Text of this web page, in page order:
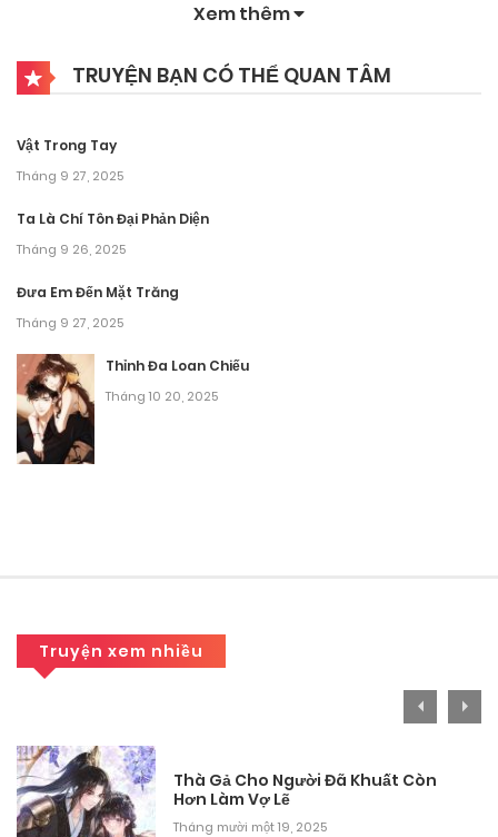
Tháng 9 28, 2025
Tháng 9 28, 2025
Chương 20
Tháng 9 28, 2025
Tháng 9 28, 2025
Chương 18
Tháng 9 28, 2025
Chương 15
Chương 14
Tháng 9 28, 2025
Xem thêm
TRUYỆN BẠN CÓ THỂ QUAN TÂM
Vật Trong Tay
Tháng 9 27, 2025
Ta Là Chí Tôn Đại Phản Diện
Tháng 9 26, 2025
Đưa Em Đến Mặt Trăng
Tháng 9 27, 2025
Thỉnh Đa Loan Chiếu
Tháng 10 20, 2025
Truyện xem nhiều
Thà Gả Cho Người Đã Khuất Còn
Hơn Làm Vợ Lẽ
Tháng mười một 19, 2025